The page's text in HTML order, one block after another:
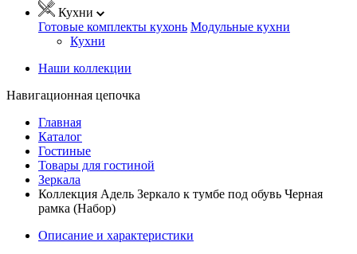
Кухни
Готовые комплекты кухонь Модульные кухни
Кухни
Наши коллекции
Навигационная цепочка
Главная
Каталог
Гостиные
Товары для гостиной
Зеркала
Коллекция Адель Зеркало к тумбе под обувь Черная
рамка (Набор)
Описание и характеристики